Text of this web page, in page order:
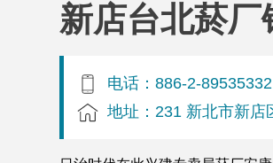
新店台北菸厂
电话：886-2-89535332
地址：231 新北市新店